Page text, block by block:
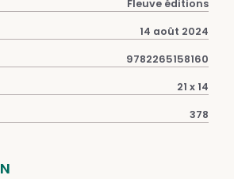
Fleuve éditions
14 août 2024
9782265158160
21 x 14
378